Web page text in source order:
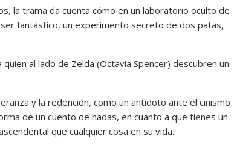
la trama da cuenta cómo en un laboratorio oculto de
fantástico, un experimento secreto de dos patas,
al lado de Zelda (Octavia Spencer) descubren un
y la redención, como un antídoto ante el cinismo
de un cuento de hadas, en cuanto a que tienes un
que cualquier cosa en su vida.